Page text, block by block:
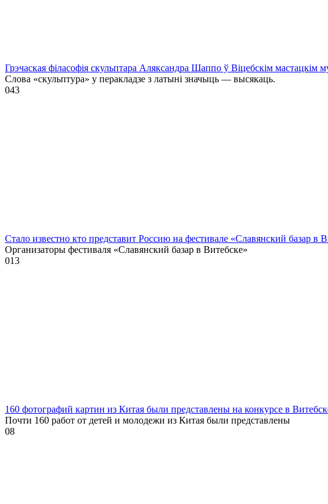
Грэчаская філасофія скульптара Аляксандра Шаппо ў Віцебскім мастацкім
Слова «скульптура» у перакладзе з латыні значыць — высякаць.
043
Стало известно кто представит Россию на фестивале «Славянский базар в
Организаторы фестиваля «Славянский базар в Витебске»
013
160 фотографий картин из Китая были представлены на конкурсе в
Почти 160 работ от детей и молодежи из Китая были представлены
08